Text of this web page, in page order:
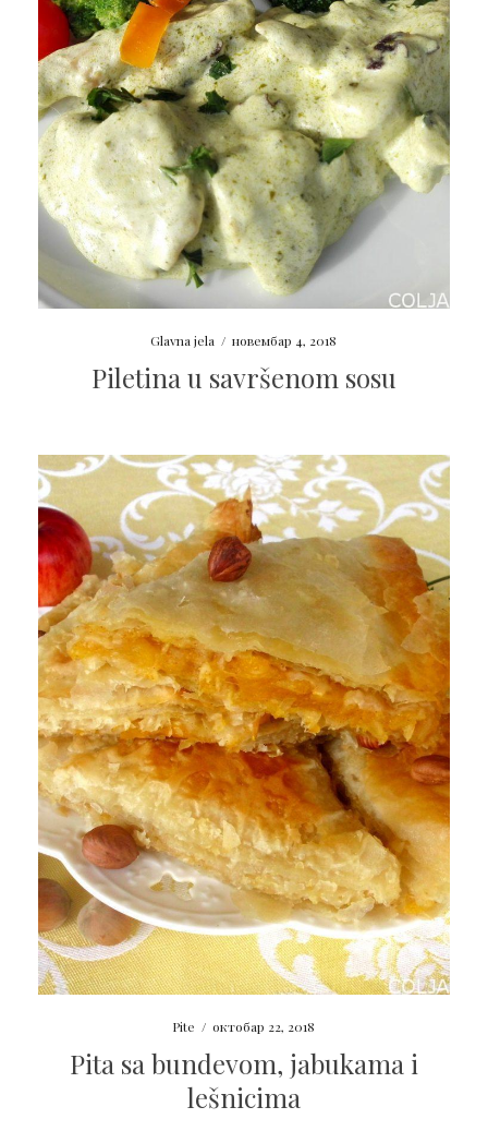
Glavna jela / новембар 4, 2018
Piletina u savršenom sosu
Pite / октобар 22, 2018
Pita sa bundevom, jabukama i
lešnicima